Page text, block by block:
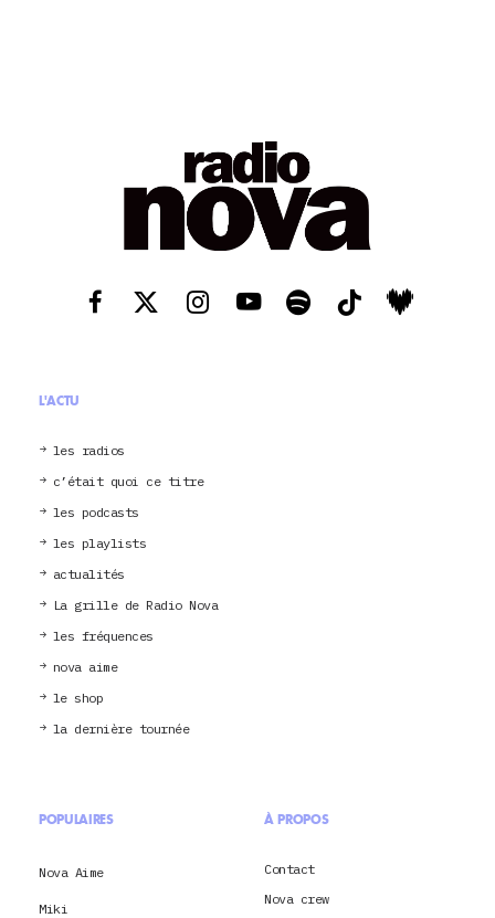
L'ACTU
les radios
c’était quoi ce titre
les podcasts
les playlists
actualités
La grille de Radio Nova
les fréquences
nova aime
le shop
la dernière tournée
POPULAIRES
Nova Aime
Miki
À PROPOS
Contact
Nova crew